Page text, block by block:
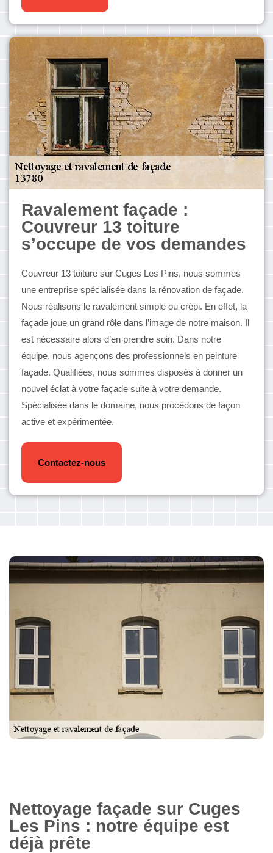
Ravalement façade :
Couvreur 13 toiture
s’occupe de vos demandes
Couvreur 13 toiture sur Cuges Les Pins, nous sommes
une entreprise spécialisée dans la rénovation de façade.
Nous réalisons le ravalement simple ou crépi. En effet, la
façade joue un grand rôle dans l’image de notre maison. Il
est nécessaire alors d’en prendre soin. Dans notre
équipe, nous agençons des professionnels en peinture
façade. Qualifiées, nous sommes disposés à donner un
nouvel éclat à votre façade suite à votre demande.
Spécialisée dans le domaine, nous procédons de façon
active et expérimentée.
Contactez-nous
Nettoyage façade sur Cuges
Les Pins : notre équipe est
déjà prête